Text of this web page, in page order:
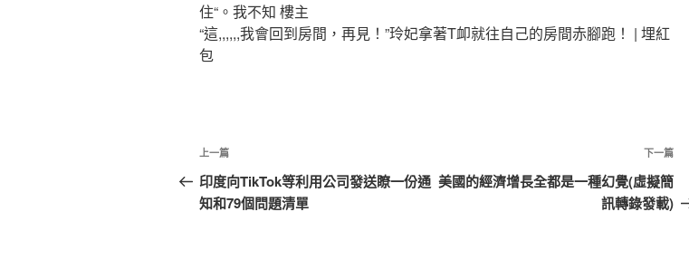
住“。我不知 樓主
“這,,,,,,我會回到房間，再見！”玲妃拿著T卹就往自己的房間赤腳跑！ | 埋紅
包
文
章
導
上
一
篇
上一篇
印度向TikTok等利用公司發送瞭一份通
知和79個問題清單
下
一
篇
下一篇
美國的經濟增長全都是一種幻覺(虛擬簡
訊轉錄發載)